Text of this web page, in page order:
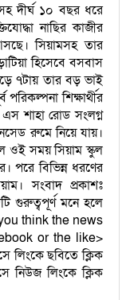
দীর্ঘ ১০ বছর ধরে
নাছির কাজীর
সিয়ামসহ তার
হিসেবে বসবাস
৭টায় তার বড় ভাই
শিক্ষার্থীর
শাহা রোড সংলগ্ন
রুমে নিয়ে যায়।
ওই সময় সিয়াম স্কুল
পরে বিভিন্ন ধরণের
সংবাদ প্রকাশঃ
গুরুত্বপূর্ণ মনে হলে
think the news
or the like>
লিংকে ছবিতে ক্লিক
নিউজ লিংকে ক্লিক